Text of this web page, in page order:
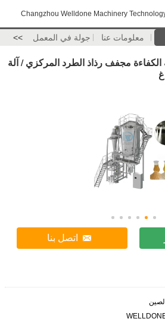
Changzhou Welldone Machinery
معلومات عنا جولة في المعمل >>
مجفف رذاذ الطرد المركزي / آلة
اتصل بنا